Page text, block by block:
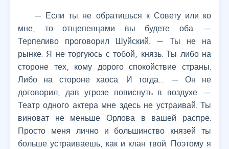
— Если ты не обратишься к Совету или ко
мне, то отщепенцами вы будете оба. —
Терпеливо проговорил Шуйский. — Ты не на
рынке. Я не торгуюсь с тобой, князь. Ты либо на
стороне тех, кому дорого спокойствие страны.
Либо на стороне хаоса. И тогда… — Он не
договорил, дав угрозе повиснуть в воздухе. —
Театр одного актера мне здесь не устраивай. Ты
виноват не меньше Орлова в вашей распре.
Просто меня лично и большинство князей ты
больше устраиваешь, как и клан твой. Поэтому я